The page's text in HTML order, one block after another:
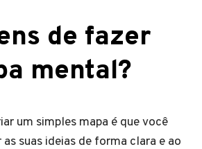
de fazer
mental?
um simples mapa é que você
suas ideias de forma clara e ao